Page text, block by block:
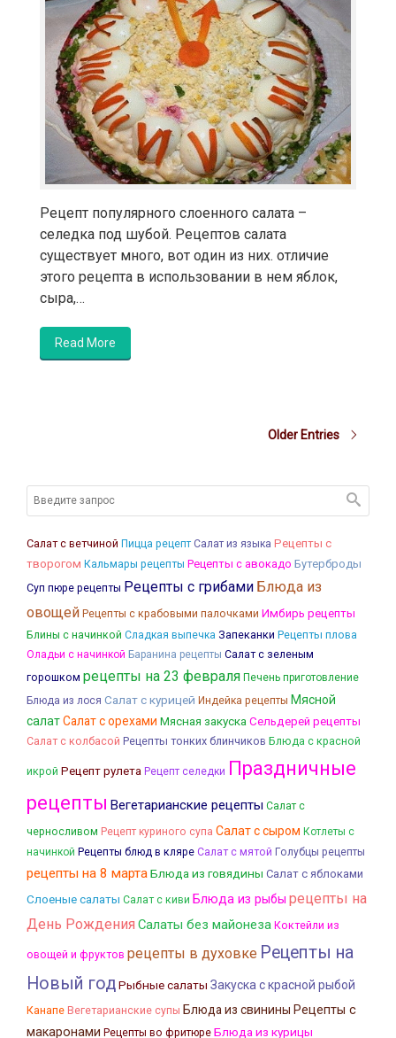
Рецепт популярного слоенного салата –
селедка под шубой. Рецептов салата
существует много, вот один из них. отличие
этого рецепта в использовании в нем яблок,
сыра,…
Read More
Older Entries
Салат с ветчиной Пицца рецепт Салат из языка Рецепты с
творогом Кальмары рецепты Рецепты с авокадо Бутерброды
Суп пюре рецепты Рецепты с грибами Блюда из
овощей Рецепты с крабовыми палочками Имбирь рецепты
Блины с начинкой Сладкая выпечка Запеканки Рецепты плова
Оладьи с начинкой Баранина рецепты Салат с зеленым
горошком рецепты на 23 февраля Печень приготовление
Блюда из лося Салат с курицей Индейка рецепты Мясной
салатСалат с орехами Мясная закуска Сельдерей рецепты
Салат с колбасой Рецепты тонких блинчиков Блюда с красной
икрой Рецепт рулета Рецепт селедки Праздничные
рецепты Вегетарианские рецепты Салат с
черносливом Рецепт куриного супа Салат с сыром Котлеты с
начинкой Рецепты блюд в кляре Салат с мятой Голубцы рецепты
рецепты на 8 мартаБлюда из говядины Салат с яблоками
Слоеные салаты Салат с киви Блюда из рыбы рецепты на
День Рождения Салаты без майонеза Коктейли из
овощей и фруктов рецепты в духовке Рецепты на
Новый годРыбные салаты Закуска с красной рыбой
Канапе Вегетарианские супы Блюда из свинины Рецепты с
макаронами Рецепты во фритюре Блюда из курицы